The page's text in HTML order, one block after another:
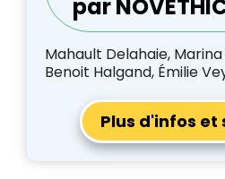
par
Mahault Delahaie,
Benoit Halgand, Émilie
Plus d'infos et